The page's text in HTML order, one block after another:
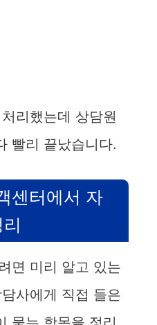
리했는데 상담원
빨리 끝났습니다.
센터에서 자
면 미리 알고 있는
사에게 직접 들은